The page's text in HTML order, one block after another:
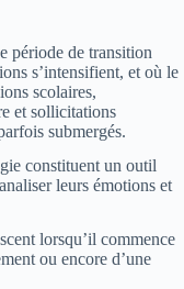
période de transition
s’intensifient, et où le
scolaires,
et sollicitations
submergés.
constituent un outil
leurs émotions et
lorsqu’il commence
ou encore d’une